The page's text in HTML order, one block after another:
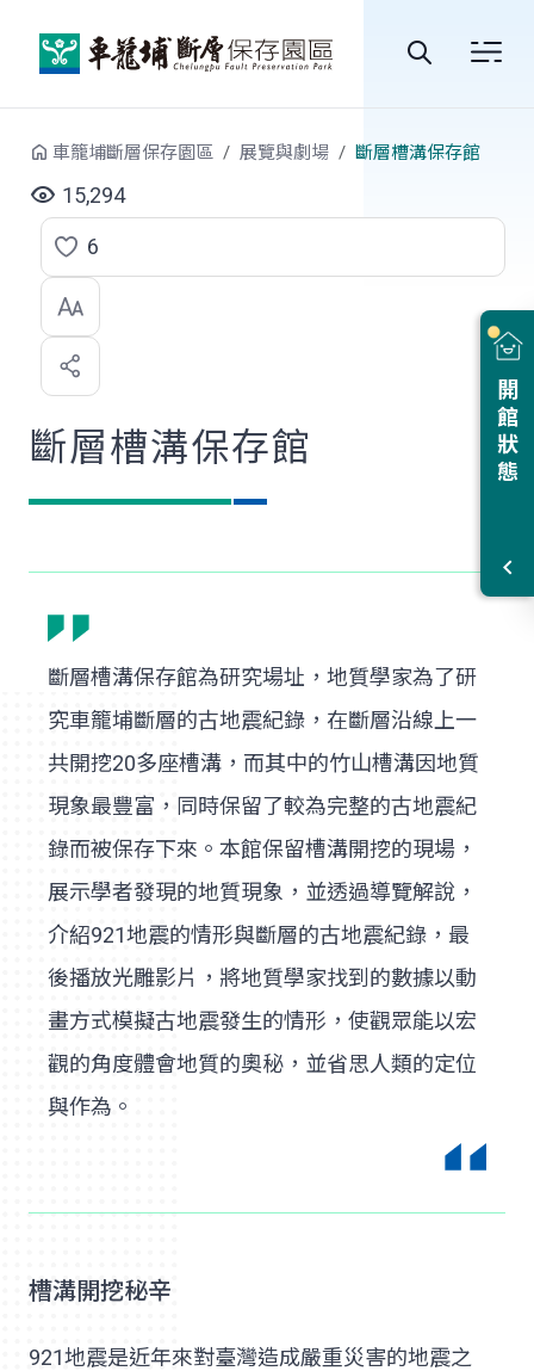
站
尋
開館狀態
車籠埔斷層保存園區 展覽與劇場 斷層槽溝保存館
15,294
點
選
喜
歡
6
斷層槽溝保存館
斷層槽溝保存館為研究場址，地質學家為了研
究車籠埔斷層的古地震紀錄，在斷層沿線上一
共開挖20多座槽溝，而其中的竹山槽溝因地質
現象最豐富，同時保留了較為完整的古地震紀
錄而被保存下來。本館保留槽溝開挖的現場，
展示學者發現的地質現象，並透過導覽解說，
介紹921地震的情形與斷層的古地震紀錄，最
後播放光雕影片，將地質學家找到的數據以動
畫方式模擬古地震發生的情形，使觀眾能以宏
觀的角度體會地質的奧秘，並省思人類的定位
與作為。
槽溝開挖秘辛
921地震是近年來對臺灣造成嚴重災害的地震之